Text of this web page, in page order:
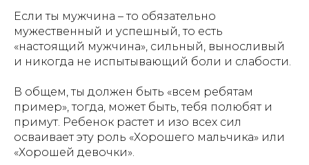
Если ты мужчина – то обязательно
мужественный и успешный, то есть
«настоящий мужчина», сильный, выносливый
и никогда не испытывающий боли и слабости.
В общем, ты должен быть «всем ребятам
пример», тогда, может быть, тебя полюбят и
примут. Ребенок растет и изо всех сил
осваивает эту роль «Хорошего мальчика» или
«Хорошей девочки».